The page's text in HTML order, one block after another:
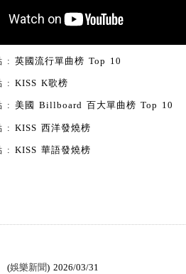
: 英國流行單曲榜 Top 10
: KISS K歌榜
: 美國 Billboard 百大單曲榜 Top 10
: KISS 西洋發燒榜
: KISS 華語發燒榜
(娛樂新聞) 2026/03/31